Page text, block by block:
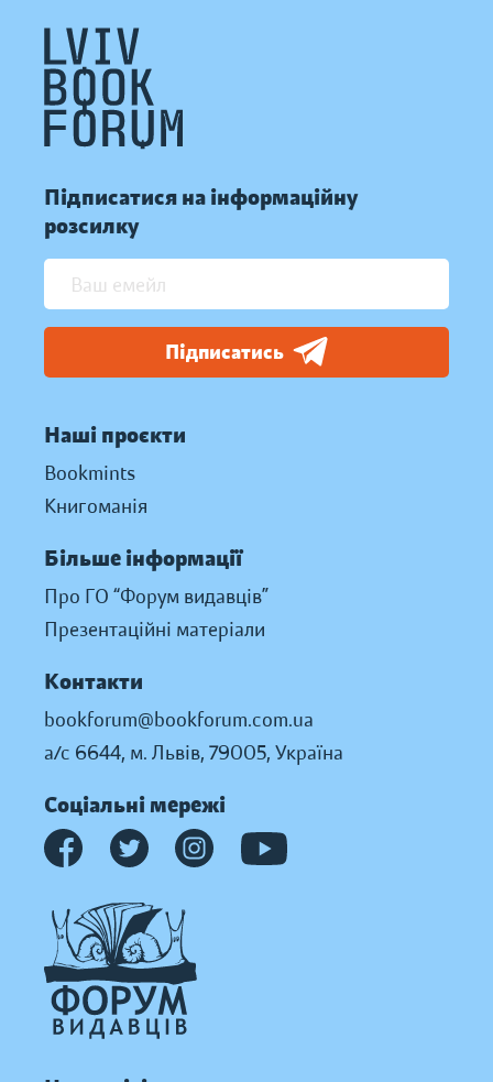
Підписатися на інформаційну
розсилку
Підписатись
Наші проєкти
Bookmints
Книгоманія
Більше інформації
Про ГО “Форум видавців”
Презентаційні матеріали
Контакти
bookforum@bookforum.com.ua
а/с 6644, м. Львів, 79005, Україна
Соціальні мережі